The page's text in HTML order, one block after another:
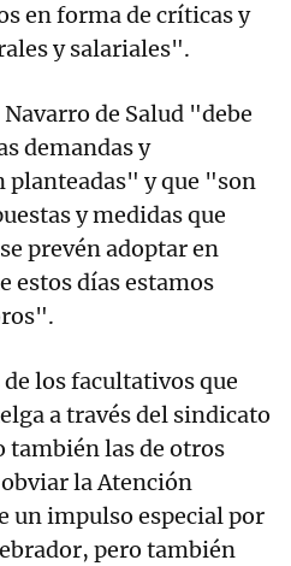
en forma de críticas y
y salariales".
de Salud "debe
demandas y
planteadas" y que "son
y medidas que
prevén adoptar en
estos días estamos
los facultativos que
a través del sindicato
también las de otros
obviar la Atención
un impulso especial por
pero también